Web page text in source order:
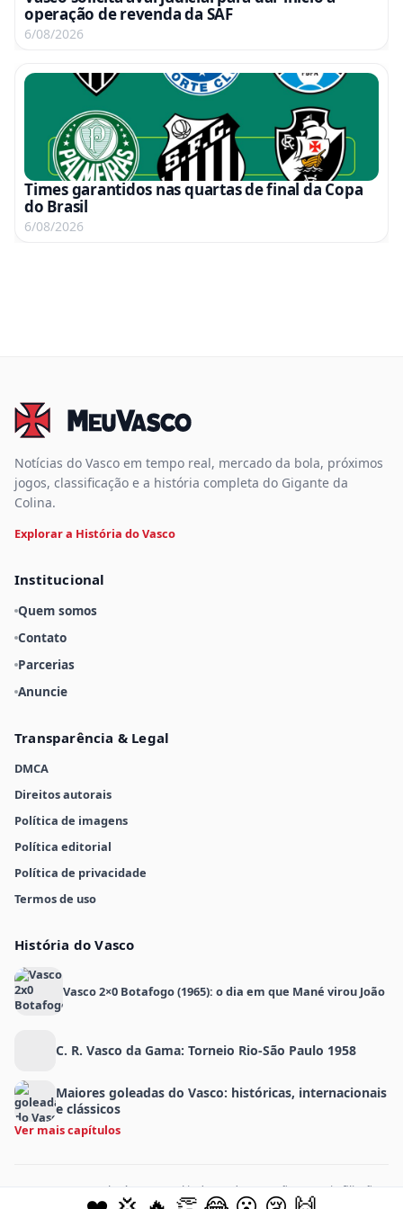
operação de revenda da SAF
6/08/2026
Times garantidos nas quartas de final da Copa
do Brasil
6/08/2026
Notícias do Vasco em tempo real, mercado da bola, próximos
jogos, classificação e a história completa do Gigante da
Colina.
Explorar a História do Vasco
Institucional
Quem somos
Contato
Parcerias
Anuncie
Transparência & Legal
DMCA
Direitos autorais
Política de imagens
Política editorial
Política de privacidade
Termos de uso
História do Vasco
Vasco 2×0 Botafogo (1965): o dia em que Mané virou João
C. R. Vasco da Gama: Torneio Rio-São Paulo 1958
Maiores goleadas do Vasco: históricas, internacionais
e clássicos
Ver mais capítulos
MeuVasco.com.br é um portal independente e não possui afiliação